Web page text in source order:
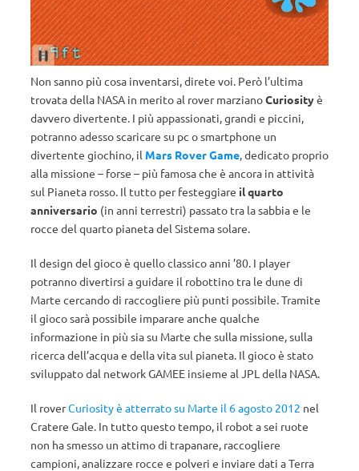
Non sanno più cosa inventarsi, direte voi. Però l’ultima
trovata della NASA in merito al rover marzianoCuriosityè
davvero divertente. I più appassionati, grandi e piccini,
potranno adesso scaricare su pc o smartphone un
divertente giochino, il Mars Rover Game, dedicato proprio
alla missione – forse – più famosa che è ancora in attività
sul Pianeta rosso. Il tutto per festeggiare il quarto
anniversario (in anni terrestri) passato tra la sabbia e le
rocce del quarto pianeta del Sistema solare.
Il design del gioco è quello classico anni ’80. I player
potranno divertirsi a guidare il robottino tra le dune di
Marte cercando di raccogliere più punti possibile. Tramite
il gioco sarà possibile imparare anche qualche
informazione in più sia su Marte che sulla missione, sulla
ricerca dell’acqua e della vita sul pianeta. Il gioco è stato
sviluppato dal network GAMEE insieme al JPL della NASA.
Il roverCuriosity è atterrato su Marte il 6 agosto 2012 nel
Cratere Gale. In tutto questo tempo, il robot a sei ruote
non ha smesso un attimo di trapanare, raccogliere
campioni, analizzare rocce e polveri e inviare dati a Terra